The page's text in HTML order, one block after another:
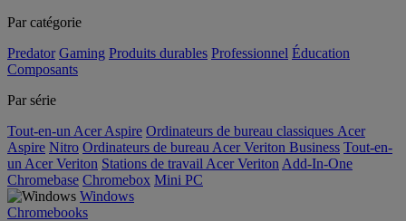
Par catégorie
Predator Gaming Produits durables Professionnel Éducation
Composants
Par série
Tout-en-un Acer Aspire Ordinateurs de bureau classiques Acer
Aspire Nitro Ordinateurs de bureau Acer Veriton Business Tout-en-
un Acer Veriton Stations de travail Acer Veriton Add-In-One
Chromebase Chromebox Mini PC
Windows
Chromebooks